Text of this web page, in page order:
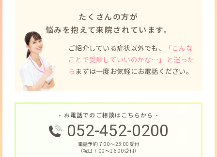
たくさんの方が
悩みを抱えて来院されています。
ご紹介している症状以外でも、
「こんな
ことで受診していいのかな…」 と迷った
ら まずは一度お気軽にお電話ください。
- お電話でのご相談はこちらから -
052-452-0200
電話予約 7:00〜23:00受付
（祝日 7:00〜16:00受付）